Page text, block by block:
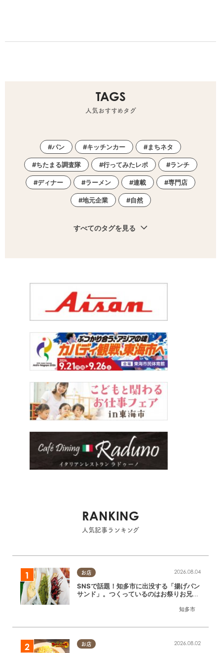
TAGS
人気おすすめタグ
パン キッチンカー まちネタ
ちたまる調査隊 行ってみたレポ ランチ
ディナー ラーメン 連載 専門店
地元企業 自然
すべてのタグを見る
RANKING
人気記事ランキング
お店
知多市
2026.08.04
SNSで話題！知多市に出没する「揚げパン
サンド」。つくっているのはお祭りお兄さ
お店 2026.08.02